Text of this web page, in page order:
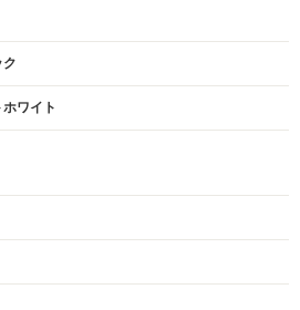
ク
ワイト